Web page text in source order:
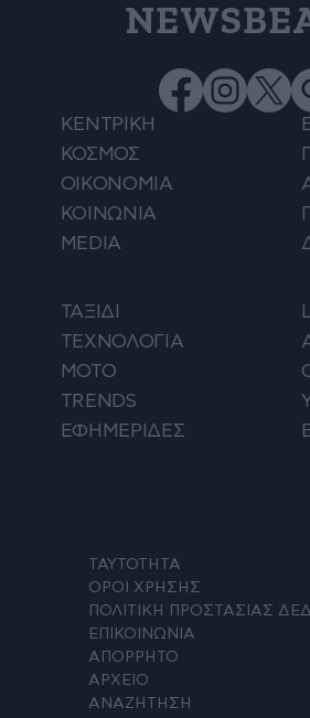
ΚΕΝΤΡΙΚΗ
ΚΟΣΜΟΣ
ΟΙΚΟΝΟΜΙΑ
ΚΟΙΝΩΝΙΑ
MEDIA
ΤΑΞΙΔΙ
ΤΕΧΝΟΛΟΓΙΑ
ΜΟΤΟ
TRENDS
ΕΦΗΜΕΡΙΔΕΣ
ΤΑΥΤΟΤΗΤΑ
ΟΡΟΙ ΧΡΗΣΗΣ
ΠΟΛΙΤΙΚΗ ΠΡΟΣΤΑΣΙΑΣ
ΕΠΙΚΟΙΝΩΝΙΑ
ΑΠΟΡΡΗΤΟ
ΑΡΧΕΙΟ
ΑΝΑΖΗΤΗΣΗ